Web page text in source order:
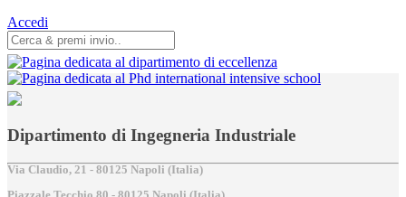
Accedi
Dipartimento di Ingegneria Industriale
Via Claudio, 21 - 80125 Napoli (Italia)